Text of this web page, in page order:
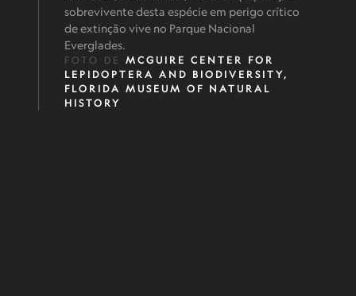
sobrevivente desta espécie em perigo crítico
de extinção vive no Parque Nacional
Everglades.
FOTO DE MCGUIRE CENTER FOR
LEPIDOPTERA AND BIODIVERSITY,
FLORIDA MUSEUM OF NATURAL
HISTORY